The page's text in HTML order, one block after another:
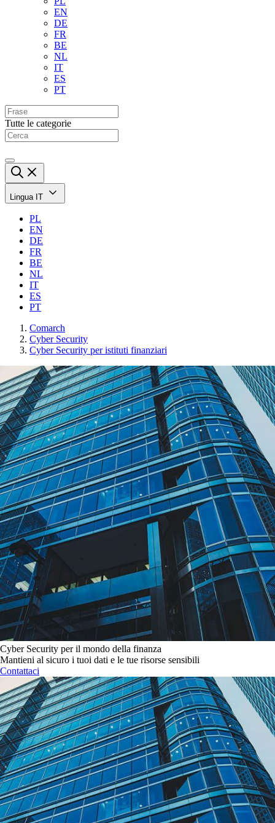
EN
DE
FR
BE
NL
IT
ES
PT
Tutte le categorie
Lingua IT
PL
EN
DE
FR
BE
NL
IT
ES
PT
Comarch
Cyber Security
Cyber Security per istituti finanziari
Cyber Security per il mondo della finanza
Mantieni al sicuro i tuoi dati e le tue risorse sensibili
Contattaci